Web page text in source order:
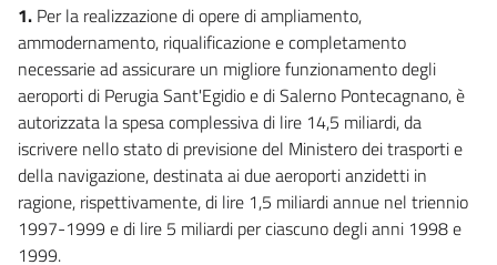
1. Per la realizzazione di opere di ampliamento,
ammodernamento, riqualificazione e completamento
necessarie ad assicurare un migliore funzionamento degli
aeroporti di Perugia Sant'Egidio e di Salerno Pontecagnano, è
autorizzata la spesa complessiva di lire 14,5 miliardi, da
iscrivere nello stato di previsione del Ministero dei trasporti e
della navigazione, destinata ai due aeroporti anzidetti in
ragione, rispettivamente, di lire 1,5 miliardi annue nel triennio
1997-1999 e di lire 5 miliardi per ciascuno degli anni 1998 e
1999.